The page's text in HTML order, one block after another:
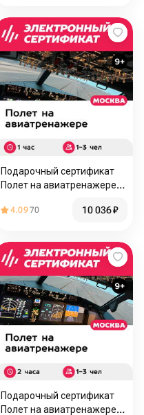
Подарочный сертификат
Полет на авиатренажере
чел., будние дни
4.0970 10 036₽
Подарочный сертификат
Полет на авиатренажере